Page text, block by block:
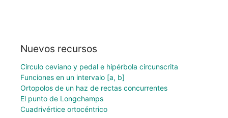
Nuevos recursos
Círculo ceviano y pedal e hipérbola circunscrita
Funciones en un intervalo [a, b]
Ortopolos de un haz de rectas concurrentes
El punto de Longchamps
Cuadrivértice ortocéntrico